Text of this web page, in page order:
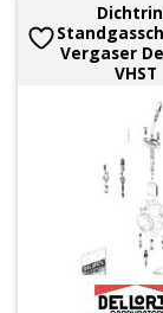
Vergaser
VHST